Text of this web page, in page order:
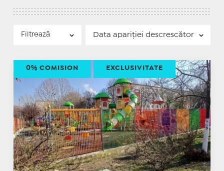
Filtrează
0% COMISION EXCLUSIVITATE